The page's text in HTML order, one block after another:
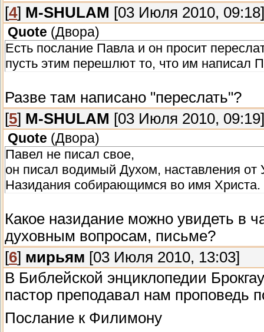
[4] M-SHULAM [03 Июля 2010, 09:18]
Quote (Двора)
Есть послание Павла и он просит
пусть этим перешлют то, что им написал
Разве там написано "переслать"?
[5] M-SHULAM [03 Июля 2010, 09:19]
Quote (Двора)
Павел не писал свое,
он писал водимый Духом, наставления от
Назидания собирающимся во имя Христа.
Какое назидание можно увидеть в
духовным вопросам, письме?
[6] мирьям [03 Июля 2010, 13:03]
В Библейской энциклопедии
пастор преподавал нам проповедь
Послание к Филимону